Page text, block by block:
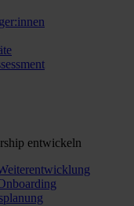
entwickeln